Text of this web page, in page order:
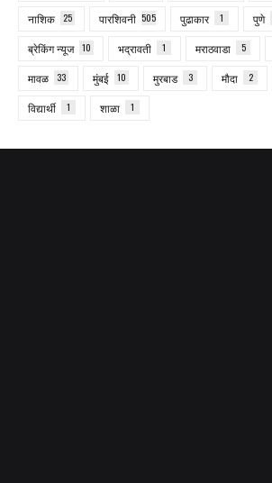
नाशिक 25 पारशिवनी 505 पुढाकार 1 पुणे
ब्रेकिंग न्यूज 10 भद्रावती 1 मराठवाडा 5
मावळ 33 मुंबई 10 मुरबाड 3 मौदा 2
विद्यार्थी 1 शाळा 1